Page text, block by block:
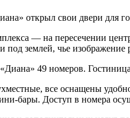
открыл свои двери для
— на пересечении
под землей, чье
49 номеров.
все оснащены
бары. Доступ в номера